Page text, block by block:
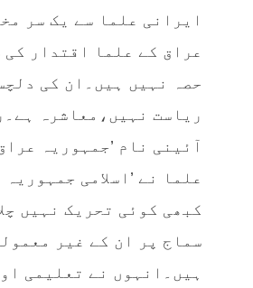
ایرانی علما سے یک سر
عراق کے علما اقتدار کی
حصہ نہیں ہیں۔ان کی
ریاست نہیں،معاشرہ
آئینی نام ’جمہوریہ
علما نے ’اسلامی
کبھی کوئی تحریک نہیں
سماج پر ان کے غیر
ہیں۔انہوں نے تعلیمی